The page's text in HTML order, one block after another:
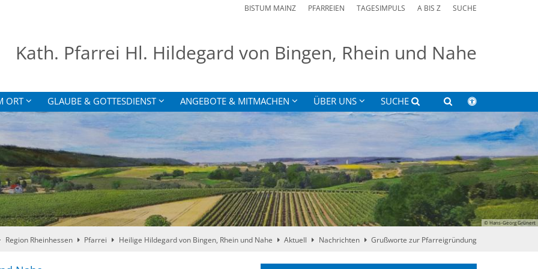
BISTUM MAINZ PFARREIEN TAGESIMPULS A BIS Z SUCHE
Kath. Pfarrei Hl. Hildegard von Bingen, Rhein und Nahe
ORT GLAUBE & GOTTESDIENST ANGEBOTE & MITMACHEN ÜBER UNS SUCHE
© Hans-Georg Grünert
Region Rheinhessen Pfarrei Heilige Hildegard von Bingen, Rhein und Nahe Aktuell Nachrichten Grußworte zur Pfarreigründung